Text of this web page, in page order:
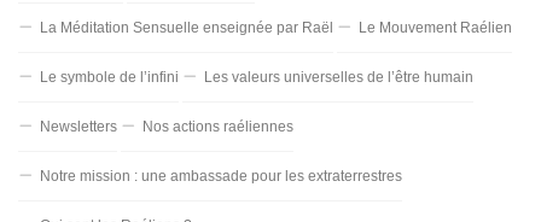
La Méditation Sensuelle enseignée par Raël Le Mouvement Raélien
Le symbole de l’infini Les valeurs universelles de l’être humain
Newsletters Nos actions raéliennes
Notre mission : une ambassade pour les extraterrestres